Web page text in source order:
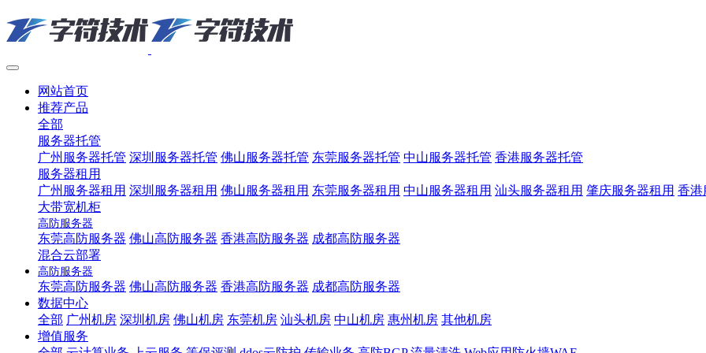
网站首页
推荐产品
全部
服务器托管
广州服务器托管 深圳服务器托管 佛山服务器托管 东莞服务器托管 中山服务器托管 香港服务器托管
服务器租用
广州服务器租用 深圳服务器租用 佛山服务器租用 东莞服务器租用 中山服务器租用 汕头服务器租用 肇庆服务器租用 香港
大带宽机柜
高防服务器
东莞高防服务器 佛山高防服务器 香港高防服务器 成都高防服务器
混合云部署
高防服务器
东莞高防服务器 佛山高防服务器 香港高防服务器 成都高防服务器
数据中心
全部 广州机房 深圳机房 佛山机房 东莞机房 汕头机房 中山机房 惠州机房 其他机房
增值服务